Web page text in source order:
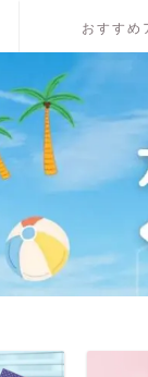
おすすめ